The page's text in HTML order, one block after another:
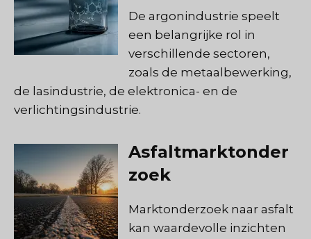
De argonindustrie speelt
een belangrijke rol in
verschillende sectoren,
zoals de metaalbewerking,
de lasindustrie, de elektronica- en de
verlichtingsindustrie.
Asfaltmarktonder
zoek
Marktonderzoek naar asfalt
kan waardevolle inzichten